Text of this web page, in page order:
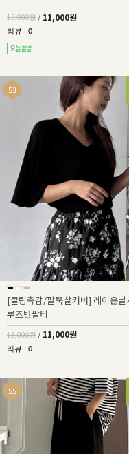
13,000원 / 11,000원
리뷰 : 0
[쿨링촉감/팔뚝살커버] 레이온날
루즈반팔티
13,000원 / 11,000원
리뷰 : 0